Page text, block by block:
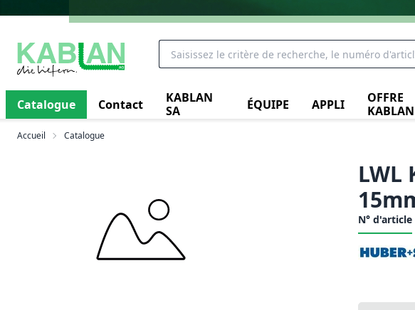
Catalogue Contact
KABLAN
SA
ÉQUIPE APPLI
OFFRE
KABLAN
Accueil Catalogue
LWL
N° d'article